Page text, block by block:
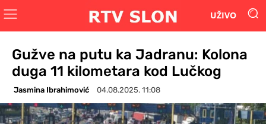
UŽIVO
Gužve na putu ka Jadranu: Kolona
duga 11 kilometara kod Lučkog
Jasmina Ibrahimović 04.08.2025. 11:08